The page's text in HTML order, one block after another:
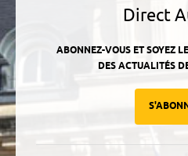
Direct
ABONNEZ-VOUS ET SOYEZ
DES ACTUALITÉS